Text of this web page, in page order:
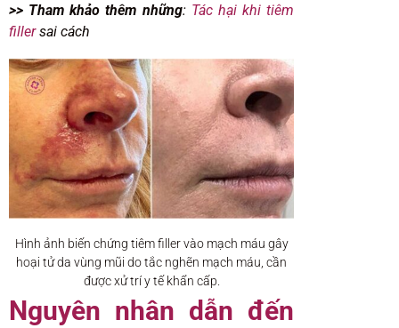
>> Tham khảo thêm những: Tác hại khi tiêm
fillersai cách
Hình ảnh biến chứng tiêm filler vào mạch máu gây
hoại tử da vùng mũi do tắc nghẽn mạch máu, cần
được xử trí y tế khẩn cấp.
Nguyên nhân dẫn đến